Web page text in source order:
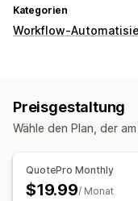
Kategorien
Workflow-
Anpassung
Preisgestaltung
Wähle den Plan, der
QuotePro Monthly
$19.99/ Monat